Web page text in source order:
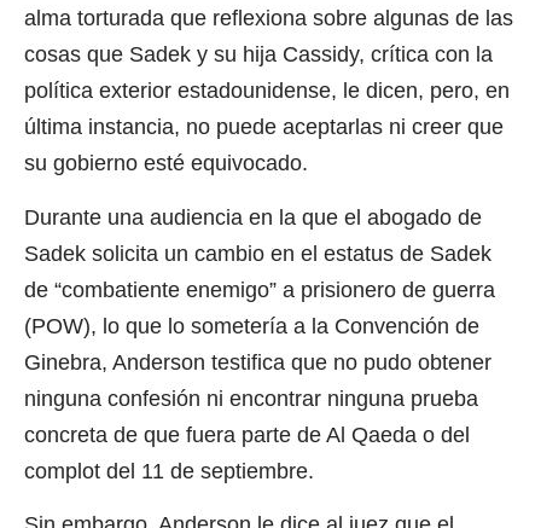
alma torturada que reflexiona sobre algunas de las
cosas que Sadek y su hija Cassidy, crítica con la
política exterior estadounidense, le dicen, pero, en
última instancia, no puede aceptarlas ni creer que
su gobierno esté equivocado.
Durante una audiencia en la que el abogado de
Sadek solicita un cambio en el estatus de Sadek
de “combatiente enemigo” a prisionero de guerra
(POW), lo que lo sometería a la Convención de
Ginebra, Anderson testifica que no pudo obtener
ninguna confesión ni encontrar ninguna prueba
concreta de que fuera parte de Al Qaeda o del
complot del 11 de septiembre.